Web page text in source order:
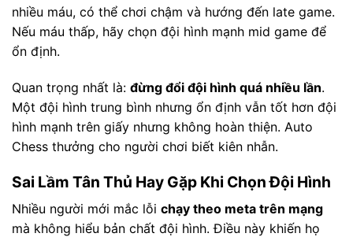
nhiều máu, có thể chơi chậm và hướng đến late game.
Nếu máu thấp, hãy chọn đội hình mạnh mid game để
ổn định.
Quan trọng nhất là: đừng đổi đội hình quá nhiều lần.
Một đội hình trung bình nhưng ổn định vẫn tốt hơn đội
hình mạnh trên giấy nhưng không hoàn thiện. Auto
Chess thưởng cho người chơi biết kiên nhẫn.
Sai Lầm Tân Thủ Hay Gặp Khi Chọn Đội Hình
Nhiều người mới mắc lỗi chạy theo meta trên mạng
mà không hiểu bản chất đội hình. Điều này khiến họ